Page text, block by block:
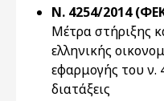
Ν. 4254/2014
Μέτρα στήριξης
ελληνικής
εφαρμογής του ν.
διατάξεις